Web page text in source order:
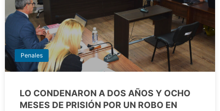
Penales
LO CONDENARON A DOS AÑOS Y OCHO
MESES DE PRISIÓN POR UN ROBO EN